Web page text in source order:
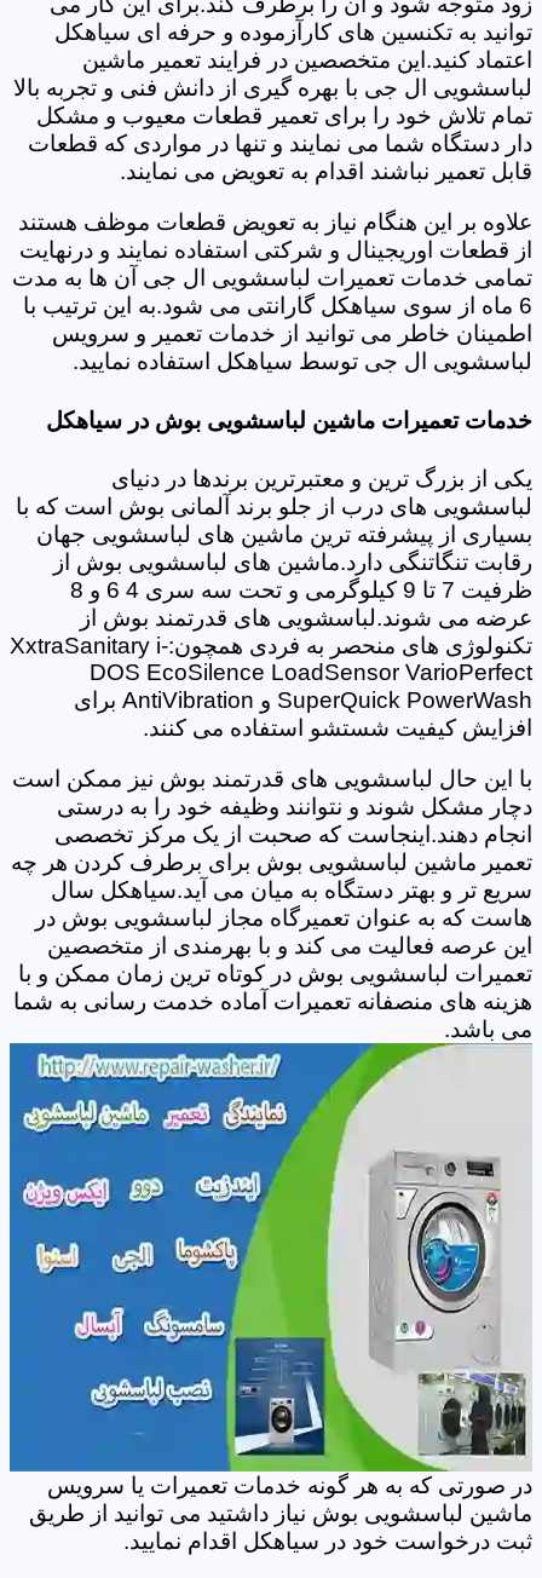
توانید به تکنسین های کارآزموده و حرفه ای سیاهکل
اعتماد کنید.این متخصصین در فرایند تعمیر ماشین
لباسشویی ال جی با بهره گیری از دانش فنی و تجربه بالا
تمام تلاش خود را برای تعمیر قطعات معیوب و مشکل
دار دستگاه شما می نمایند و تنها در مواردی که قطعات
قابل تعمیر نباشند اقدام به تعویض می نمایند.
علاوه بر این هنگام نیاز به تعویض قطعات موظف هستند
از قطعات اوریجینال و شرکتی استفاده نمایند و درنهایت
تمامی خدمات تعمیرات لباسشویی ال جی آن ها به مدت
6 ماه از سوی سیاهکل گارانتی می شود.به این ترتیب با
اطمینان خاطر می توانید از خدمات تعمیر و سرویس
لباسشویی ال جی توسط سیاهکل استفاده نمایید.
خدمات تعمیرات ماشین لباسشویی بوش در سیاهکل
یکی از بزرگ ترین و معتبرترین برندها در دنیای
لباسشویی های درب از جلو برند آلمانی بوش است که با
بسیاری از پیشرفته ترین ماشین های لباسشویی جهان
رقابت تنگاتنگی دارد.ماشین های لباسشویی بوش از
ظرفیت 7 تا 9 کیلوگرمی و تحت سه سری 4 6 و 8
عرضه می شوند.لباسشویی های قدرتمند بوش از
تکنولوژی های منحصر به فردی همچون:XxtraSanitary i-
DOS EcoSilence LoadSensor VarioPerfect
SuperQuick PowerWash و AntiVibration برای
افزایش کیفیت شستشو استفاده می کنند.
با این حال لباسشویی های قدرتمند بوش نیز ممکن است
دچار مشکل شوند و نتوانند وظیفه خود را به درستی
انجام دهند.اینجاست که صحبت از یک مرکز تخصصی
تعمیر ماشین لباسشویی بوش برای برطرف کردن هر چه
سریع تر و بهتر دستگاه به میان می آید.سیاهکل سال
هاست که به عنوان تعمیرگاه مجاز لباسشویی بوش در
این عرصه فعالیت می کند و با بهرمندی از متخصصین
تعمیرات لباسشویی بوش در کوتاه ترین زمان ممکن و با
هزینه های منصفانه تعمیرات آماده خدمت رسانی به شما
می باشد.
در صورتی که به هر گونه خدمات تعمیرات یا سرویس
ماشین لباسشویی بوش نیاز داشتید می توانید از طریق
ثبت درخواست خود در سیاهکل اقدام نمایید.